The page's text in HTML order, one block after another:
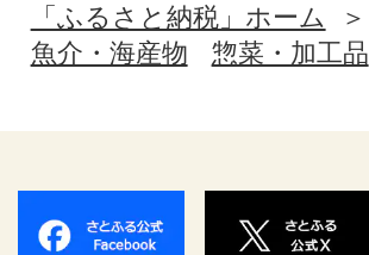
「ふるさと納税」ホーム
魚介・海産物
惣菜・加工品